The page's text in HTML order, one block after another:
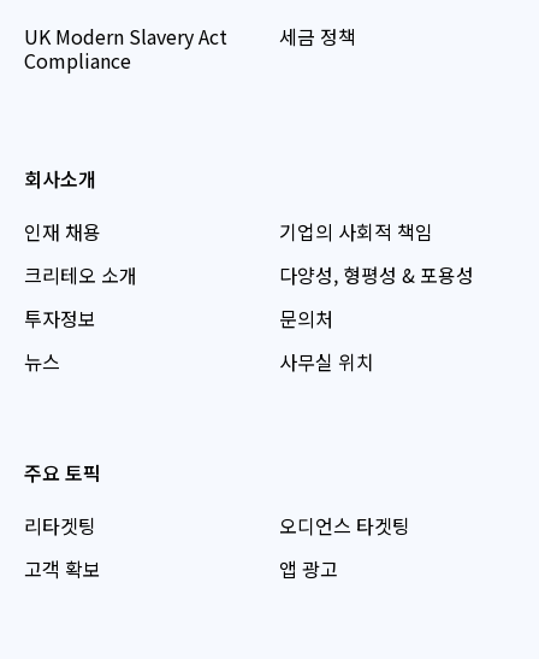
UK Modern Slavery Act
Compliance
세금 정책
회사소개
인재 채용
크리테오 소개
투자정보
뉴스
기업의 사회적 책임
다양성, 형평성 & 포용성
문의처
사무실 위치
주요 토픽
리타겟팅
고객 확보
오디언스 타겟팅
앱 광고